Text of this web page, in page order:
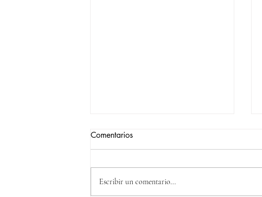
Comentarios
Escribir un comentario...